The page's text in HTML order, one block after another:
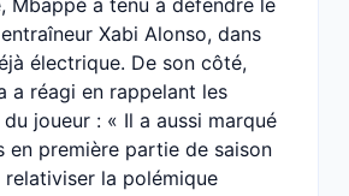
Mbappé a tenu à défendre le
Xabi Alonso, dans
électrique. De son côté,
a réagi en rappelant les
joueur : « Il a aussi marqué
en première partie de saison
relativiser la polémique